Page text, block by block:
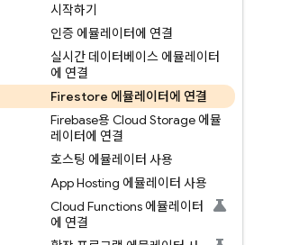
시작하기
인증 에뮬레이터에 연결
실시간 데이터베이스 에뮬레이터
에 연결
Firestore 에뮬레이터에 연결
Firebase용 Cloud Storage 에뮬
레이터에 연결
호스팅 에뮬레이터 사용
App Hosting 에뮬레이터 사용
Cloud Functions 에뮬레이터
에 연결